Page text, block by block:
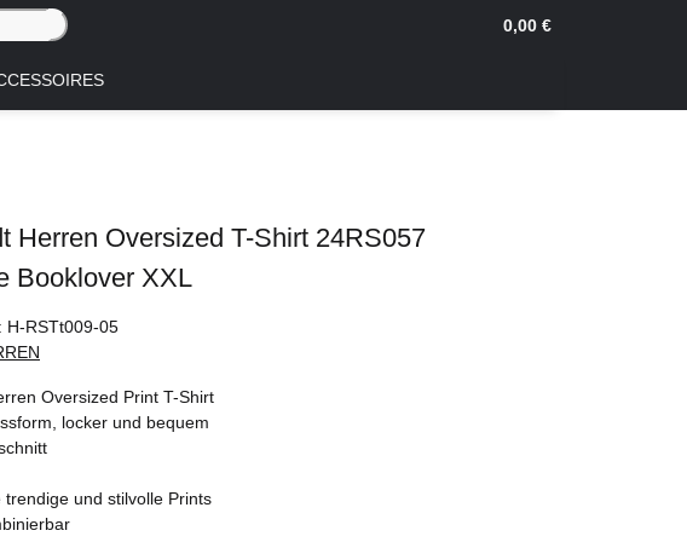
0,00 €
Herren Oversized T-Shirt 24RS057
Booklover XXL
H-RSTt009-05
Oversized Print T-Shirt
locker und bequem
trendige und stilvolle Prints